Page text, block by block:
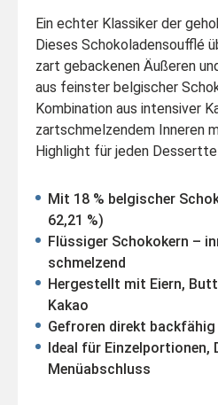
Ein echter Klassiker der
Dieses Schokoladensoufflé
zart gebackenen Äußeren
aus feinster belgischer
Kombination aus intensiver
zartschmelzendem Inneren
Highlight für jeden
Mit 18 % belgischer
62,21 %)
Flüssiger Schokokern –
schmelzend
Hergestellt mit Eiern,
Kakao
Gefroren direkt
Ideal für Einzelportionen,
Menüabschluss